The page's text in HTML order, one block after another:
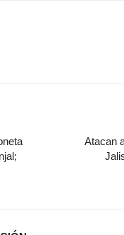
Atacan